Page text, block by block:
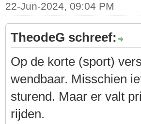
22-Jun-2024, 09:04 PM
TheodeG schreef:
Op de korte (sport)
wendbaar. Misschien
sturend. Maar er valt
rijden.